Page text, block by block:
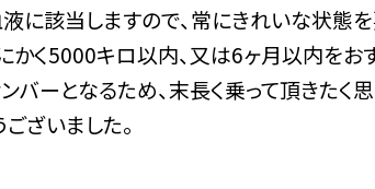
に該当しますので、常にきれいな状態を
かく5000キロ以内、又は6ヶ月以内をお
ーとなるため、末長く乗って頂きたく思
ざいました。